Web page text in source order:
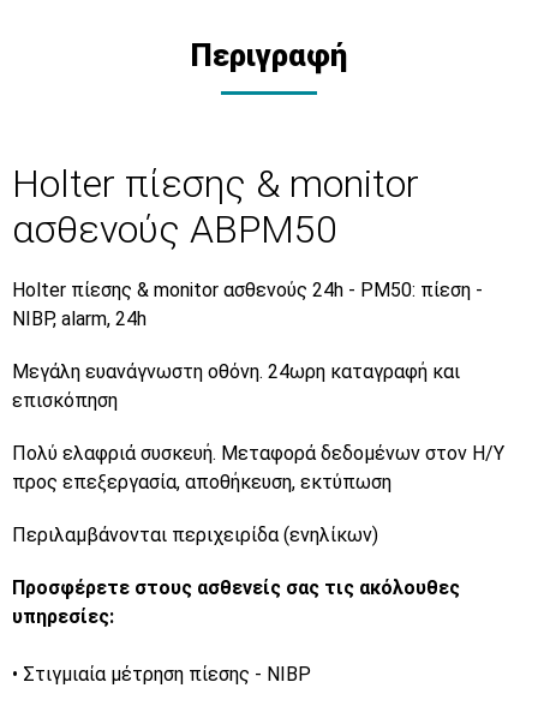
Περιγραφή
Holter πίεσης & monitor
ασθενούς ABPM50
Holter πίεσης & monitor ασθενούς 24h - PM50: πίεση -
NIBP, alarm, 24h
Μεγάλη ευανάγνωστη οθόνη. 24ωρη καταγραφή και
επισκόπηση
Πολύ ελαφριά συσκευή. Μεταφορά δεδομένων στον Η/Υ
προς επεξεργασία, αποθήκευση, εκτύπωση
Περιλαμβάνονται περιχειρίδα (ενηλίκων)
Προσφέρετε στους ασθενείς σας τις ακόλουθες
υπηρεσίες:
• Στιγμιαία μέτρηση πίεσης - NIBP